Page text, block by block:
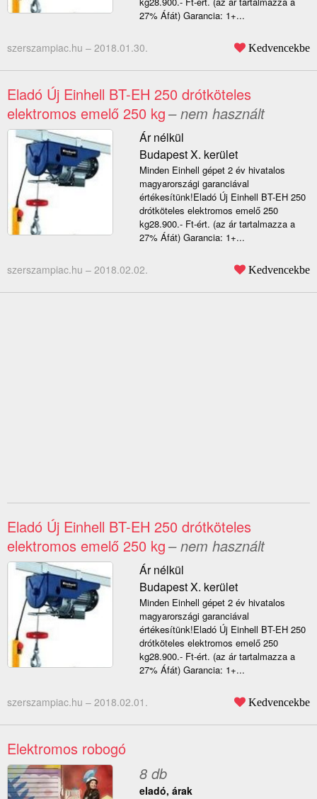
27% Áfát) Garancia: 1+...
szerszampiac.hu – 2018.01.30. Kedvencekbe
Eladó Új Einhell BT-EH 250 drótköteles
elektromos emelő 250 kg– nem használt
Ár nélkül
Budapest X. kerület
Minden Einhell gépet 2 év hivatalos
magyarországi garanciával
értékesítünk!Eladó Új Einhell BT-EH 250
drótköteles elektromos emelő 250
kg28.900.- Ft-ért. (az ár tartalmazza a
27% Áfát) Garancia: 1+...
szerszampiac.hu – 2018.02.02. Kedvencekbe
Eladó Új Einhell BT-EH 250 drótköteles
elektromos emelő 250 kg– nem használt
Ár nélkül
Budapest X. kerület
Minden Einhell gépet 2 év hivatalos
magyarországi garanciával
értékesítünk!Eladó Új Einhell BT-EH 250
drótköteles elektromos emelő 250
kg28.900.- Ft-ért. (az ár tartalmazza a
27% Áfát) Garancia: 1+...
szerszampiac.hu – 2018.02.01. Kedvencekbe
Elektromos robogó
8 db
eladó, árak